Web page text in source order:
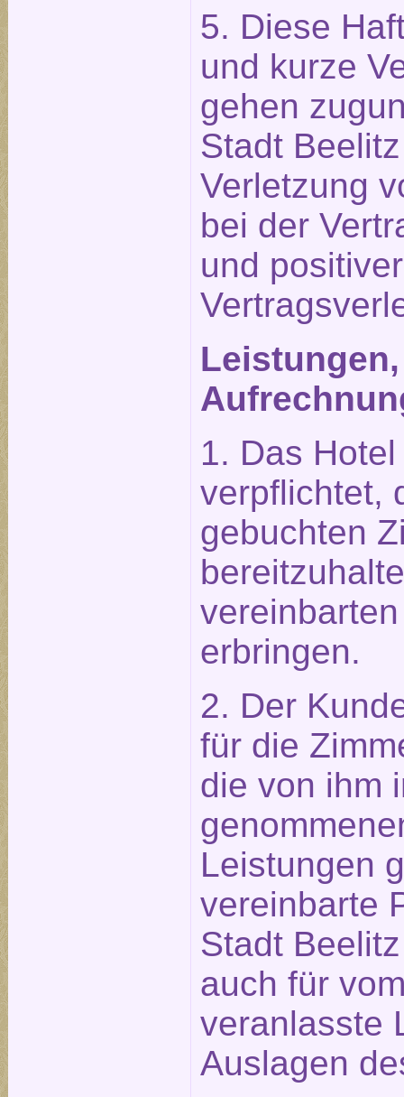
5. Diese
und kurze
gehen
Stadt
Verletzung
bei der
und positiver
1. Das
verpflichtet,
gebuchten
erbringen.
2. Der
für die
die von ihm
Leistungen
vereinbarte
Stadt
auch für
veranlasste
Auslagen